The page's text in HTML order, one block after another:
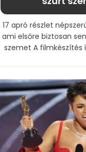
17 apró részlet
ami elsőre biztosan
szemet A filmkészítés